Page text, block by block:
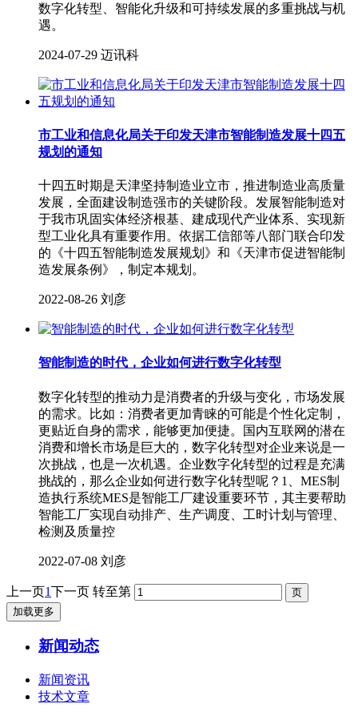
数字化转型、智能化升级和可持续发展的多重挑战与机
遇。
2024-07-29 迈讯科
市工业和信息化局关于印发天津市智能制造发展十四五
规划的通知
十四五时期是天津坚持制造业立市，推进制造业高质量
发展，全面建设制造强市的关键阶段。发展智能制造对
于我市巩固实体经济根基、建成现代产业体系、实现新
型工业化具有重要作用。依据工信部等八部门联合印发
的《十四五智能制造发展规划》和《天津市促进智能制
造发展条例》，制定本规划。
2022-08-26 刘彦
智能制造的时代，企业如何进行数字化转型
数字化转型的推动力是消费者的升级与变化，市场发展
的需求。比如：消费者更加青睐的可能是个性化定制，
更贴近自身的需求，能够更加便捷。国内互联网的潜在
消费和增长市场是巨大的，数字化转型对企业来说是一
次挑战，也是一次机遇。企业数字化转型的过程是充满
挑战的，那么企业如何进行数字化转型呢？1、MES制
造执行系统MES是智能工厂建设重要环节，其主要帮助
智能工厂实现自动排产、生产调度、工时计划与管理、
检测及质量控
2022-07-08 刘彦
上一页1下一页 转至第
加载更多
新闻动态
新闻资讯
技术文章